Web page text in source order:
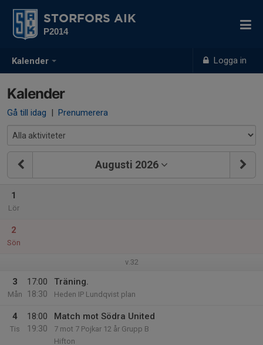
Kalender Logga in
STORFORS AIK
P2014
Kalender
Gå till idag | Prenumerera
Augusti 2026
1
Lör
2
Sön
v.32
3
Mån
17:00
18:30
Träning.
Heden IP Lundqvist plan
4
Tis
18:00
19:30
Match mot Södra United
7 mot 7 Pojkar 12 år Grupp B
Hifton